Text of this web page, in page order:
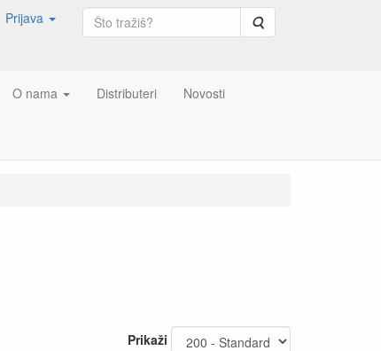
Prijava Pretraga
O nama Distributeri Novosti
Prikaži